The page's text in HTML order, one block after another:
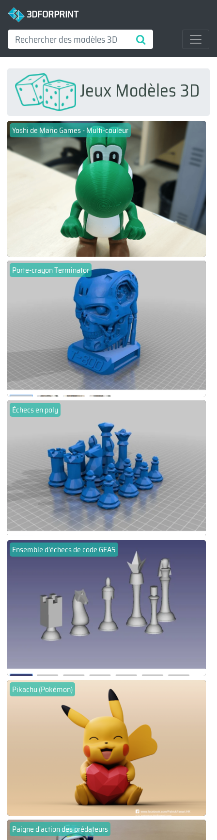
3DFORPRINT
Jeux Modèles 3D
Yoshi de Mario Games - Multi-couleur
Porte-crayon Terminator
Échecs en poly
Ensemble d'échecs de code GEAS
Pikachu (Pokémon)
Paigne d'action des prédateurs